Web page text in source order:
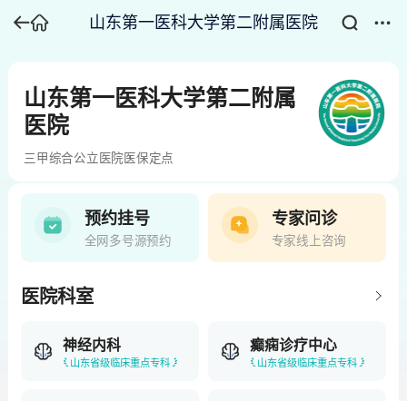
山东第一医科大学第二附属医院
山东第一医科大学第二附属
医院
三甲综合公立医院医保定点
预约挂号
全网多号源预约
专家问诊
专家线上咨询
医院科室
神经内科
山东省级临床重点专科
癫痫诊疗中心
山东省级临床重点专科